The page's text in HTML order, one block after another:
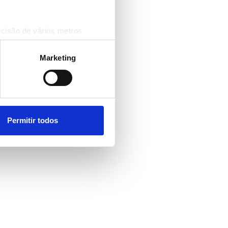
de vários metros
digital)
na
secção de detalhes
de redes sociais, de
recolhidas por estes a
Marketing
Permitir todos